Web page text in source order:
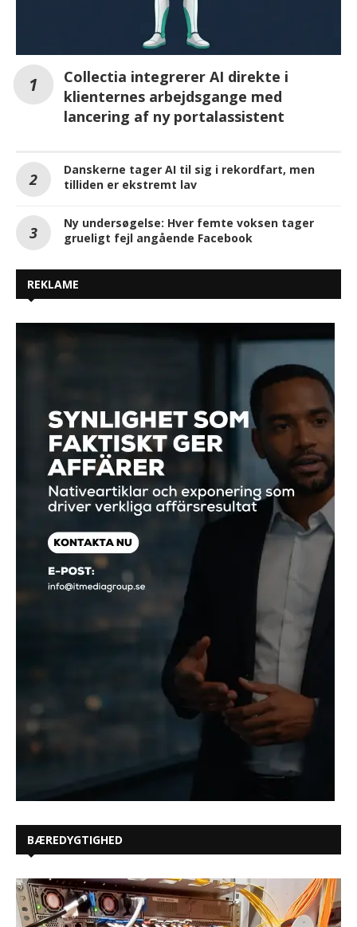
Collectia integrerer AI direkte i
klienternes arbejdsgange med
lancering af ny portalassistent
Danskerne tager AI til sig i rekordfart, men
tilliden er ekstremt lav
Ny undersøgelse: Hver femte voksen tager
grueligt fejl angående Facebook
REKLAME
BÆREDYGTIGHED